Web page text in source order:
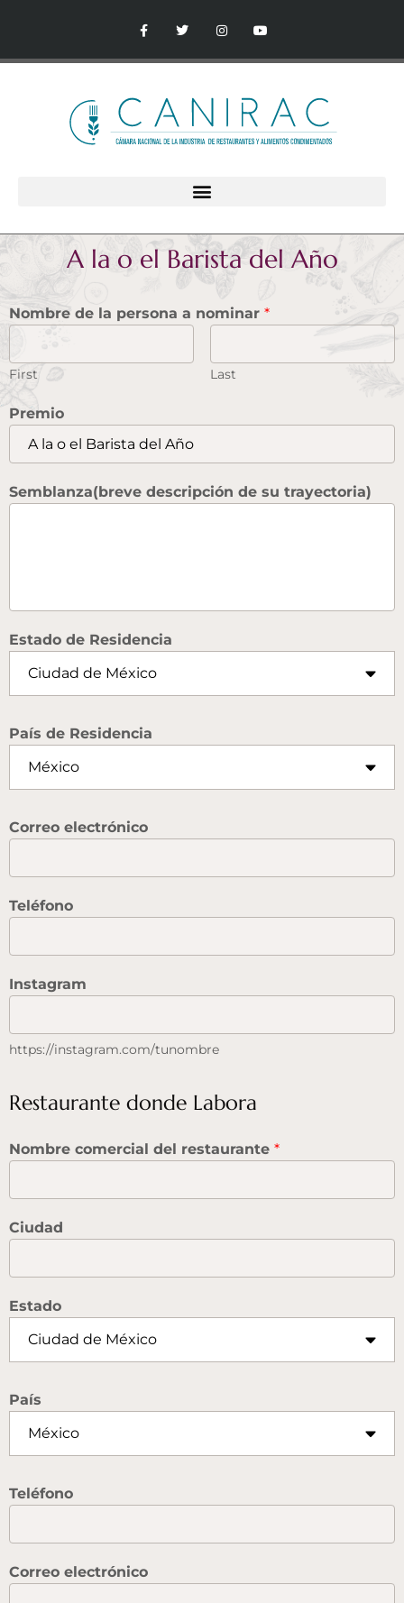
A la o el Barista del Año
Nombre de la persona a nominar *
First Last
Premio
Semblanza(breve descripción de su trayectoria)
Estado de Residencia
País de Residencia
Correo electrónico
Teléfono
Instagram
https://instagram.com/tunombre
Restaurante donde Labora
Nombre comercial del restaurante *
Ciudad
Estado
País
Teléfono
Correo electrónico